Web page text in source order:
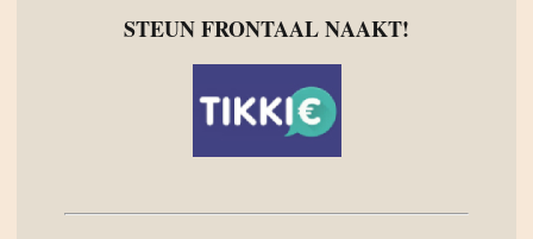
STEUN FRONTAAL NAAKT!